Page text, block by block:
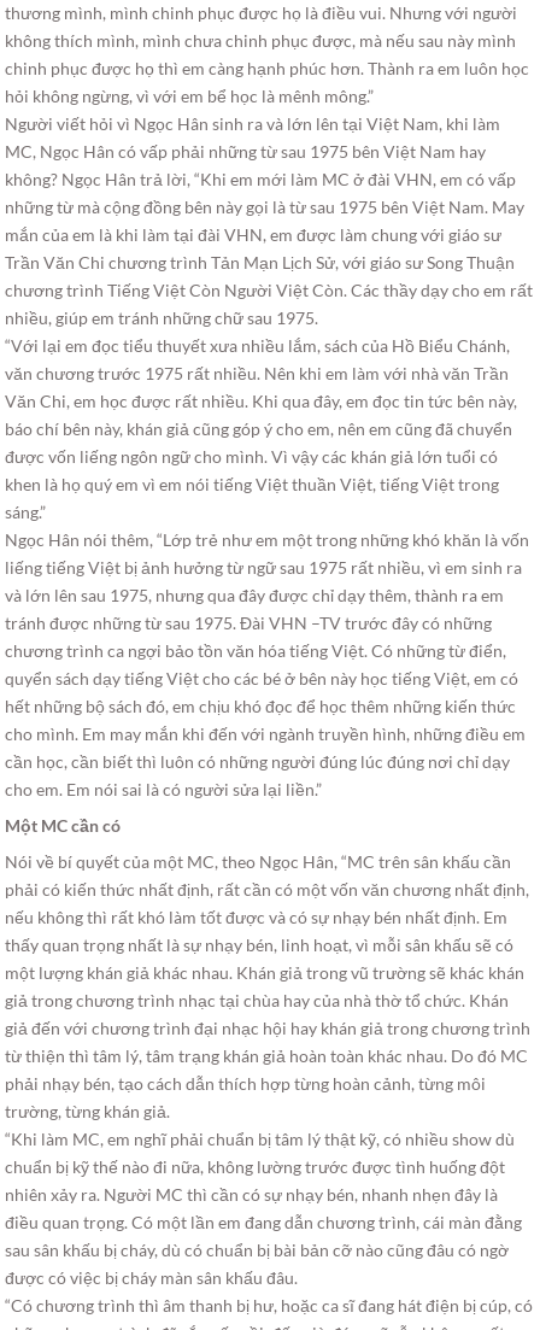
thương mình, mình chinh phục được họ là điều vui. Nhưng với người
không thích mình, mình chưa chinh phục được, mà nếu sau này mình
chinh phục được họ thì em càng hạnh phúc hơn. Thành ra em luôn học
hỏi không ngừng, vì với em bể học là mênh mông.”
Người viết hỏi vì Ngọc Hân sinh ra và lớn lên tại Việt Nam, khi làm
MC, Ngọc Hân có vấp phải những từ sau 1975 bên Việt Nam hay
không? Ngọc Hân trả lời, “Khi em mới làm MC ở đài VHN, em có vấp
những từ mà cộng đồng bên này gọi là từ sau 1975 bên Việt Nam. May
mắn của em là khi làm tại đài VHN, em được làm chung với giáo sư
Trần Văn Chi chương trình Tản Mạn Lịch Sử, với giáo sư Song Thuận
chương trình Tiếng Việt Còn Người Việt Còn. Các thầy dạy cho em rất
nhiều, giúp em tránh những chữ sau 1975.
“Với lại em đọc tiểu thuyết xưa nhiều lắm, sách của Hồ Biểu Chánh,
văn chương trước 1975 rất nhiều. Nên khi em làm với nhà văn Trần
Văn Chi, em học được rất nhiều. Khi qua đây, em đọc tin tức bên này,
báo chí bên này, khán giả cũng góp ý cho em, nên em cũng đã chuyển
được vốn liếng ngôn ngữ cho mình. Vì vậy các khán giả lớn tuổi có
khen là họ quý em vì em nói tiếng Việt thuần Việt, tiếng Việt trong
sáng.”
Ngọc Hân nói thêm, “Lớp trẻ như em một trong những khó khăn là vốn
liếng tiếng Việt bị ảnh hưởng từ ngữ sau 1975 rất nhiều, vì em sinh ra
và lớn lên sau 1975, nhưng qua đây được chỉ dạy thêm, thành ra em
tránh được những từ sau 1975. Đài VHN –TV trước đây có những
chương trình ca ngợi bảo tồn văn hóa tiếng Việt. Có những từ điển,
quyển sách dạy tiếng Việt cho các bé ở bên này học tiếng Việt, em có
hết những bộ sách đó, em chịu khó đọc để học thêm những kiến thức
cho mình. Em may mắn khi đến với ngành truyền hình, những điều em
cần học, cần biết thì luôn có những người đúng lúc đúng nơi chỉ dạy
cho em. Em nói sai là có người sửa lại liền.”
Một MC cần có
Nói về bí quyết của một MC, theo Ngọc Hân, “MC trên sân khấu cần
phải có kiến thức nhất định, rất cần có một vốn văn chương nhất định,
nếu không thì rất khó làm tốt được và có sự nhạy bén nhất định. Em
thấy quan trọng nhất là sự nhạy bén, linh hoạt, vì mỗi sân khấu sẽ có
một lượng khán giả khác nhau. Khán giả trong vũ trường sẽ khác khán
giả trong chương trình nhạc tại chùa hay của nhà thờ tổ chức. Khán
giả đến với chương trình đại nhạc hội hay khán giả trong chương trình
từ thiện thì tâm lý, tâm trạng khán giả hoàn toàn khác nhau. Do đó MC
phải nhạy bén, tạo cách dẫn thích hợp từng hoàn cảnh, từng môi
trường, từng khán giả.
“Khi làm MC, em nghĩ phải chuẩn bị tâm lý thật kỹ, có nhiều show dù
chuẩn bị kỹ thế nào đi nữa, không lường trước được tình huống đột
nhiên xảy ra. Người MC thì cần có sự nhạy bén, nhanh nhẹn đây là
điều quan trọng. Có một lần em đang dẫn chương trình, cái màn đằng
sau sân khấu bị cháy, dù có chuẩn bị bài bản cỡ nào cũng đâu có ngờ
được có việc bị cháy màn sân khấu đâu.
“Có chương trình thì âm thanh bị hư, hoặc ca sĩ đang hát điện bị cúp, có